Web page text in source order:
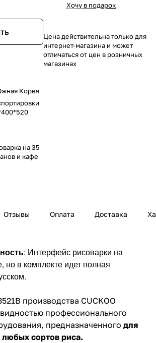
Корея
на 35
и кафе
Хочу в подарок
Цена действительна только для
интернет-магазина и может
отличаться от цен в розничных
магазинах
Отзывы Оплата Доставка
: Интерфейс рисоварки на
но в комплекте идет полная
производства CUCKOO
профессионального
предназначенного для
любых сортов риса.